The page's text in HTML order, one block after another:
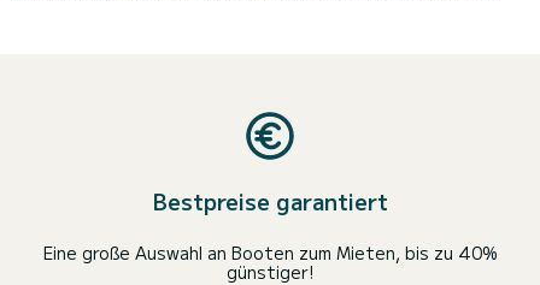
Bestpreise garantiert
Eine große Auswahl an Booten zum Mieten, bis zu 40%
günstiger!